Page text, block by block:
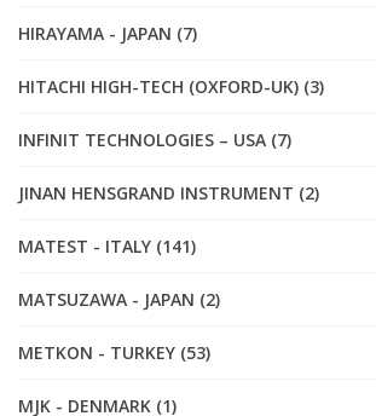
HIRAYAMA - JAPAN (7)
HITACHI HIGH-TECH (OXFORD-UK) (3)
INFINIT TECHNOLOGIES – USA (7)
JINAN HENSGRAND INSTRUMENT (2)
MATEST - ITALY (141)
MATSUZAWA - JAPAN (2)
METKON - TURKEY (53)
MJK - DENMARK (1)